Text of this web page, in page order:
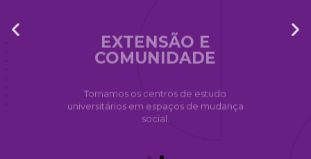
Tornamos os centros de estudo
universitários em espaços de mudança
social.